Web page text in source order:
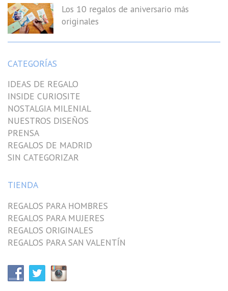
Los 10 regalos de aniversario más
originales
CATEGORÍAS
IDEAS DE REGALO
INSIDE CURIOSITE
NOSTALGIA MILENIAL
NUESTROS DISEÑOS
PRENSA
REGALOS DE MADRID
SIN CATEGORIZAR
TIENDA
REGALOS PARA HOMBRES
REGALOS PARA MUJERES
REGALOS ORIGINALES
REGALOS PARA SAN VALENTÍN